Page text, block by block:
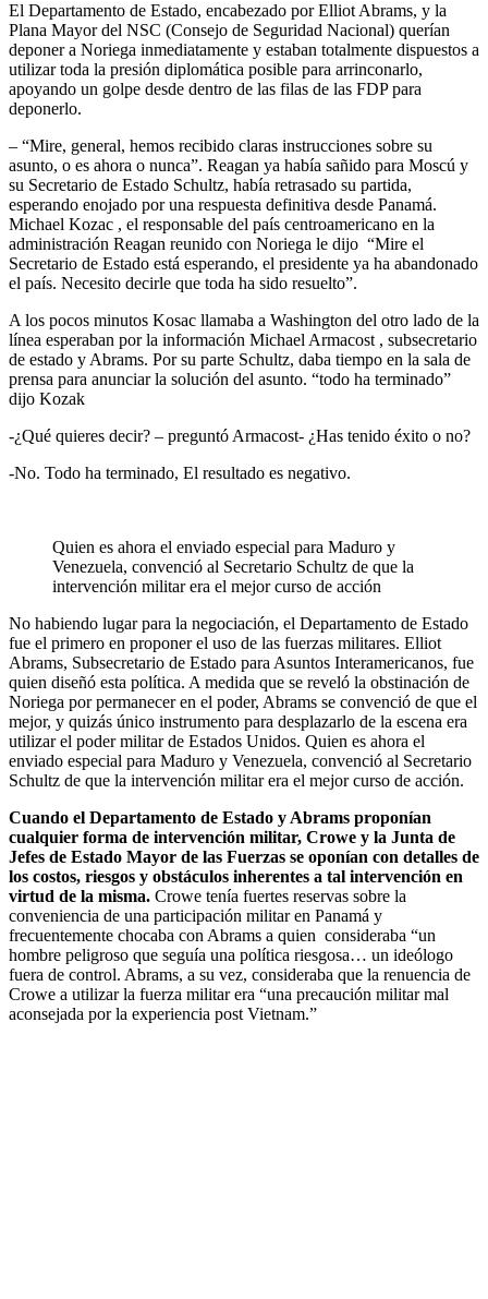
El Departamento de Estado, encabezado por Elliot Abrams, y la
Plana Mayor del NSC (Consejo de Seguridad Nacional) querían
deponer a Noriega inmediatamente y estaban totalmente dispuestos a
utilizar toda la presión diplomática posible para arrinconarlo,
apoyando un golpe desde dentro de las filas de las FDP para
deponerlo.
– “Mire, general, hemos recibido claras instrucciones sobre su
asunto, o es ahora o nunca”. Reagan ya había sañido para Moscú y
su Secretario de Estado Schultz, había retrasado su partida,
esperando enojado por una respuesta definitiva desde Panamá.
Michael Kozac , el responsable del país centroamericano en la
administración Reagan reunido con Noriega le dijo “Mire el
Secretario de Estado está esperando, el presidente ya ha abandonado
el país. Necesito decirle que toda ha sido resuelto”.
A los pocos minutos Kosac llamaba a Washington del otro lado de la
línea esperaban por la información Michael Armacost , subsecretario
de estado y Abrams. Por su parte Schultz, daba tiempo en la sala de
prensa para anunciar la solución del asunto. “todo ha terminado”
dijo Kozak
-¿Qué quieres decir? – preguntó Armacost- ¿Has tenido éxito o no?
-No. Todo ha terminado, El resultado es negativo.
Quien es ahora el enviado especial para Maduro y
Venezuela, convenció al Secretario Schultz de que la
intervención militar era el mejor curso de acción
No habiendo lugar para la negociación, el Departamento de Estado
fue el primero en proponer el uso de las fuerzas militares. Elliot
Abrams, Subsecretario de Estado para Asuntos Interamericanos, fue
quien diseñó esta política. A medida que se reveló la obstinación de
Noriega por permanecer en el poder, Abrams se convenció de que el
mejor, y quizás único instrumento para desplazarlo de la escena era
utilizar el poder militar de Estados Unidos. Quien es ahora el
enviado especial para Maduro y Venezuela, convenció al Secretario
Schultz de que la intervención militar era el mejor curso de acción.
Cuando el Departamento de Estado y Abrams proponían
cualquier forma de intervención militar, Crowe y la Junta de
Jefes de Estado Mayor de las Fuerzas se oponían con detalles de
los costos, riesgos y obstáculos inherentes a tal intervención en
virtud de la misma. Crowe tenía fuertes reservas sobre la
conveniencia de una participación militar en Panamá y
frecuentemente chocaba con Abrams a quien consideraba “un
hombre peligroso que seguía una política riesgosa… un ideólogo
fuera de control. Abrams, a su vez, consideraba que la renuencia de
Crowe a utilizar la fuerza militar era “una precaución militar mal
aconsejada por la experiencia post Vietnam.”